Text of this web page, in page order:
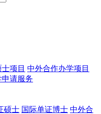
项目 中外合作办学项目
请服务
硕士 国际单证博士 中外合